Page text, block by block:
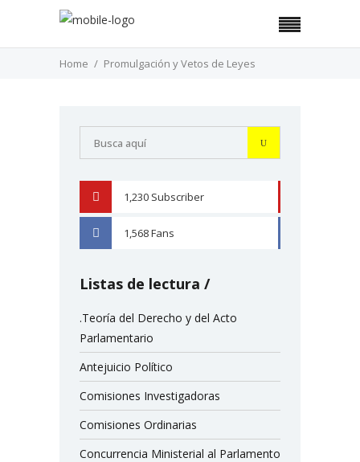
Home Promulgación y Vetos de Leyes
1,230 Subscriber
1,568Fans
Listas de lectura
.Teoría del Derecho y del Acto
Parlamentario
Antejuicio Político
Comisiones Investigadoras
Comisiones Ordinarias
Concurrencia Ministerial al Parlamento